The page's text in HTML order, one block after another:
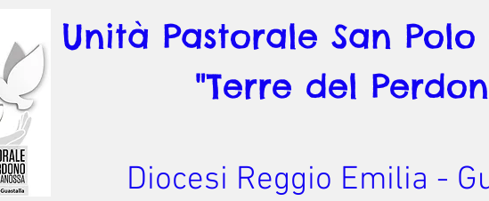
Unità Pastorale San Polo
"Terre del
Diocesi Reggio Emilia -